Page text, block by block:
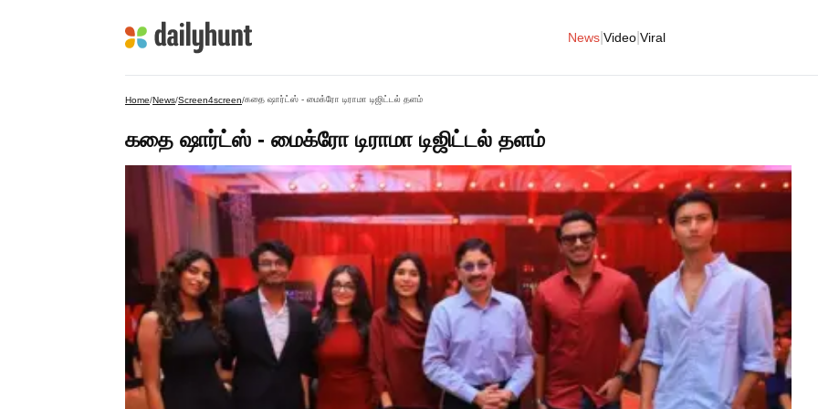
News Video Viral
Home/News/Screen4screen/கதை ஷார்ட்ஸ் - மைக்ரோ டிராமா டிஜிட்டல் தளம்
கதை ஷார்ட்ஸ் - மைக்ரோ டிராமா டிஜிட்டல் தளம்